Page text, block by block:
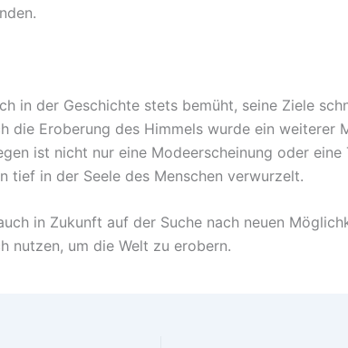
in der Geschichte stets bemüht, seine Ziele
die Eroberung des Himmels wurde ein weiterer
ist nicht nur eine Modeerscheinung oder eine
tief in der Seele des Menschen verwurzelt.
in Zukunft auf der Suche nach neuen
nutzen, um die Welt zu erobern.